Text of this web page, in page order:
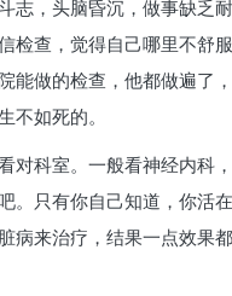
志，头脑昏沉，做事缺乏
检查，觉得自己哪里不舒
做的检查，他都做遍了
如死的。
对科室。一般看神经内科
只有你自己知道，你活
病来治疗，结果一点效果